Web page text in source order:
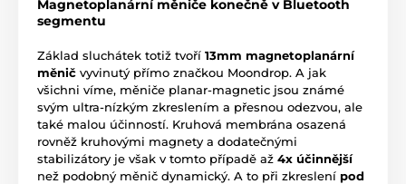
Magnetoplanární měniče konečně v Bluetooth
segmentu
Základ sluchátek totiž tvoří 13mm magnetoplanární
měnič vyvinutý přímo značkou Moondrop. A jak
všichni víme, měniče planar-magnetic jsou známé
svým ultra-nízkým zkreslením a přesnou odezvou, ale
také malou účinností. Kruhová membrána osazená
rovněž kruhovými magnety a dodatečnými
stabilizátory je však v tomto případě až 4x účinnější
než podobný měnič dynamický. A to při zkreslení pod